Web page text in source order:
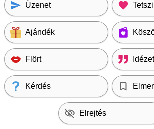
Üzenet
Ajándék
Flört Idézet
Kérdés
Elrejtés